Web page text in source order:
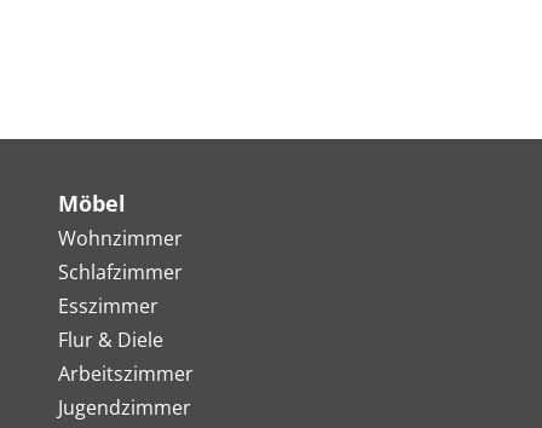
Möbel
Wohnzimmer
Schlafzimmer
Esszimmer
Flur & Diele
Arbeitszimmer
Jugendzimmer